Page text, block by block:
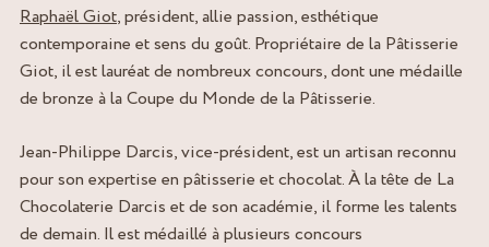
Raphaël Giot, président, allie passion, esthétique
contemporaine et sens du goût. Propriétaire de la Pâtisserie
Giot, il est lauréat de nombreux concours, dont une médaille
de bronze à la Coupe du Monde de la Pâtisserie.
Jean‑Philippe Darcis, vice‑président, est un artisan reconnu
pour son expertise en pâtisserie et chocolat. À la tête de La
Chocolaterie Darcis et de son académie, il forme les talents
de demain. Il est médaillé à plusieurs concours